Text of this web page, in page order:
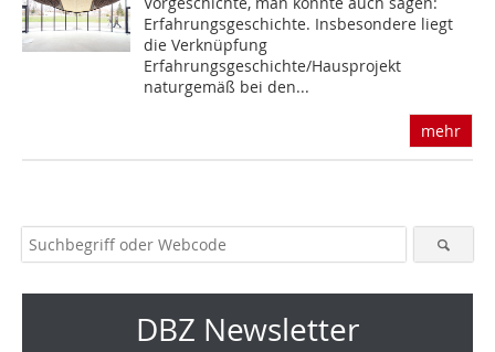
Erfahrungsgeschichte. Insbesondere liegt
die Verknüpfung
Erfahrungsgeschichte/Hausprojekt
naturgemäß bei den...
mehr
DBZ Newsletter